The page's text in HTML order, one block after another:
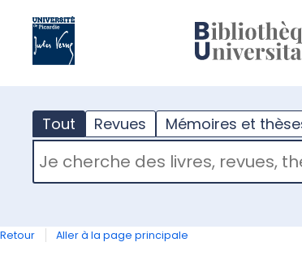
Tout Revues Mémoires et
RECHERCHER DANS "TOUT"
Retour Aller à la page principale